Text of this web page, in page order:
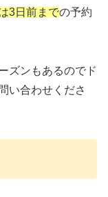
3日前までの予約
ズンもあるのでド
い合わせくださ